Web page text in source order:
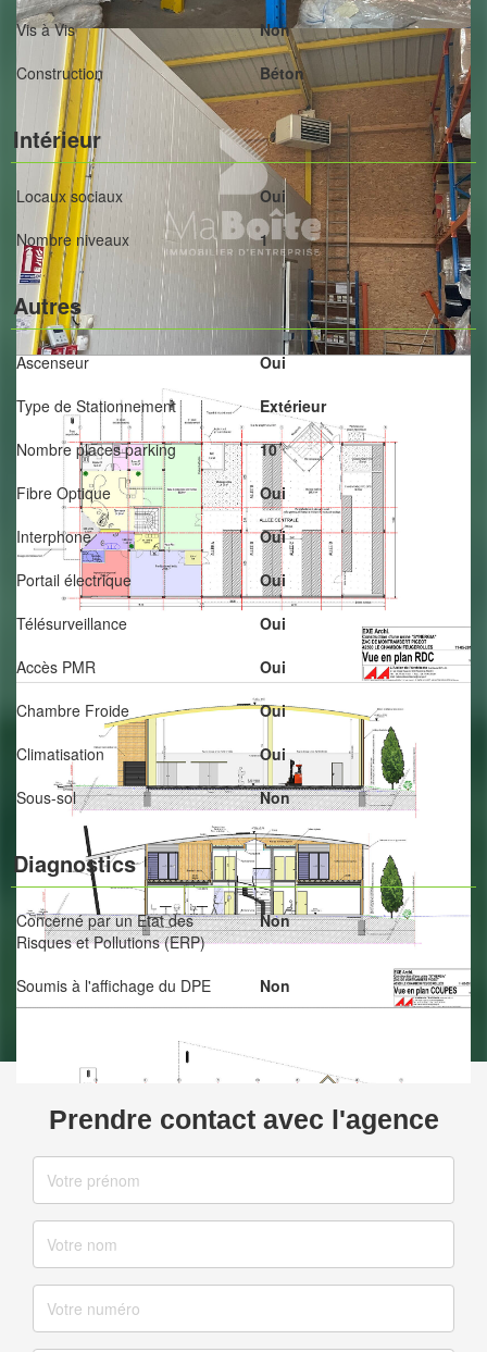
Vis à Vis
Non
Construction
Béton
Intérieur
Locaux sociaux
Oui
Nombre niveaux
1
Autres
Ascenseur
Oui
Type de Stationnement
Extérieur
Nombre places parking
10
Fibre Optique
Oui
Interphone
Oui
Portail électrique
Oui
Télésurveillance
Oui
Accès PMR
Oui
Chambre Froide
Oui
Climatisation
Oui
Sous-sol
Non
Diagnostics
Concerné par un Etat des
Risques et Pollutions (ERP)
Non
Soumis à l'affichage du DPE Non
Prendre contact avec l'agence